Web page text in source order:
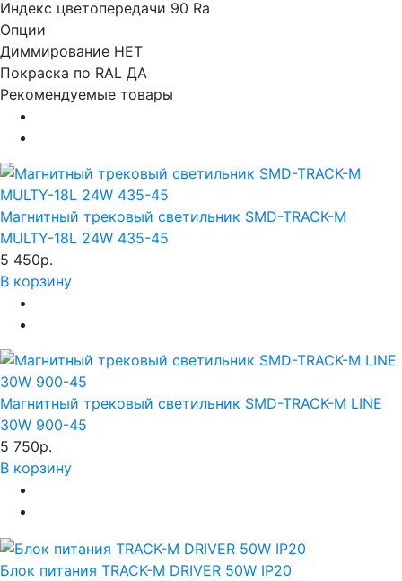
Индекс цветопередачи 90 Ra
Опции
Диммирование НЕТ
Покраска по RAL ДА
Рекомендуемые товары
Магнитный трековый светильник SMD-TRACK-M
MULTY-18L 24W 435-45
5 450р.
В корзину
Магнитный трековый светильник SMD-TRACK-M LINE
30W 900-45
5 750р.
В корзину
Блок питания TRACK-M DRIVER 50W IP20